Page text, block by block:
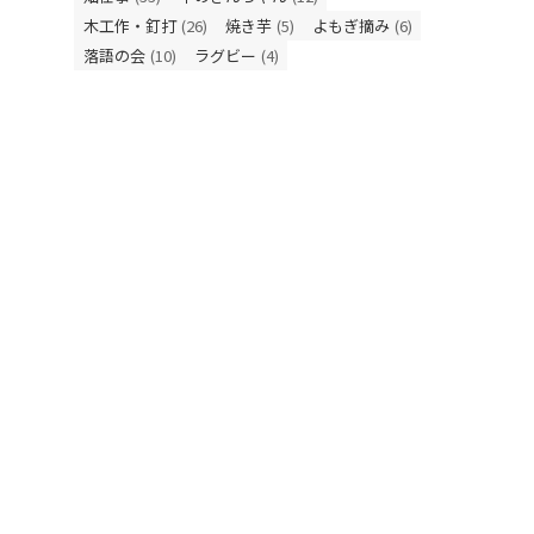
木工作・釘打 (26) 焼き芋 (5) よもぎ摘み (6)
落語の会 (10) ラグビー (4)